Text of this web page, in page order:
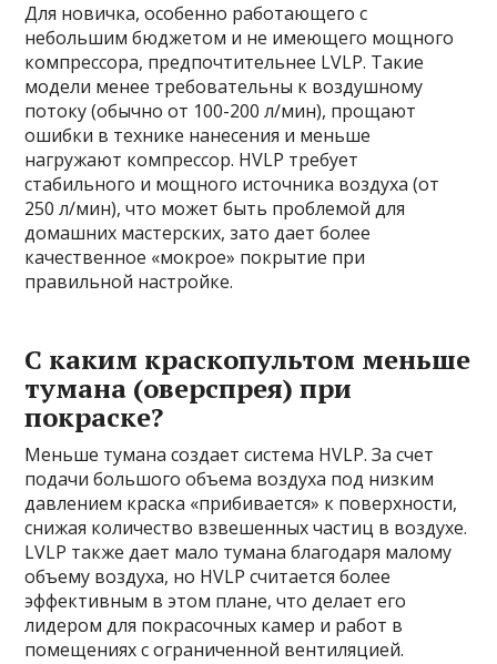
Для новичка, особенно работающего с
небольшим бюджетом и не имеющего мощного
компрессора, предпочтительнее LVLP. Такие
модели менее требовательны к воздушному
потоку (обычно от 100-200 л/мин), прощают
ошибки в технике нанесения и меньше
нагружают компрессор. HVLP требует
стабильного и мощного источника воздуха (от
250 л/мин), что может быть проблемой для
домашних мастерских, зато дает более
качественное «мокрое» покрытие при
правильной настройке.
С каким краскопультом меньше
тумана (оверспрея) при
покраске?
Меньше тумана создает система HVLP. За счет
подачи большого объема воздуха под низким
давлением краска «прибивается» к поверхности,
снижая количество взвешенных частиц в воздухе.
LVLP также дает мало тумана благодаря малому
объему воздуха, но HVLP считается более
эффективным в этом плане, что делает его
лидером для покрасочных камер и работ в
помещениях с ограниченной вентиляцией.